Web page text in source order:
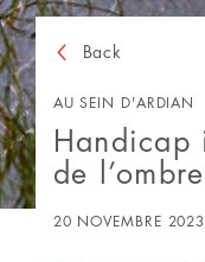
Back
AU SEIN D'ARDIAN
Handicap
de
20 NOVEMBRE 2023